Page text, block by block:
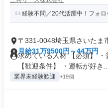
経験不問／20代活躍中！フォ
〒331-0048埼玉県さいたま
月給31万9500円～44万円
求めている人材 【必須】
【歓迎条件】 ・運転が好き...
業界未経験歓迎 +19個